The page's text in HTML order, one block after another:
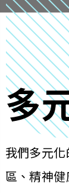
多
我們多元
區、精神